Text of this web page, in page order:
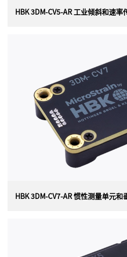
HBK 3DM-CV5-AR 工业倾斜和速率
HBK 3DM-CV5-AR 工业倾斜
美国 HBK（原 Lord）
AR （3DM-CV5-15）工业倾斜和
是目前最小、最轻的工业姿态基
度补偿的三轴加速度计和陀螺仪
现测量质量的最佳组合。
HBK 3DM-CV7-AR 惯性测量单元和
HBK 3DM-CV7-AR 惯性测量